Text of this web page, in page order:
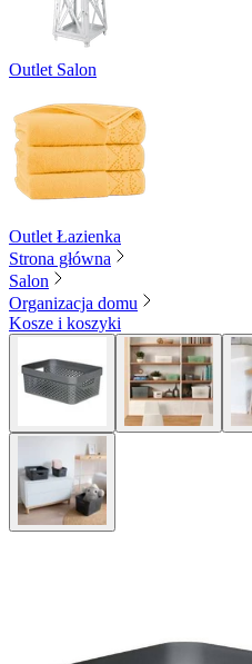
Outlet Salon
Outlet Łazienka
Strona główna
Salon
Organizacja domu
Kosze i koszyki